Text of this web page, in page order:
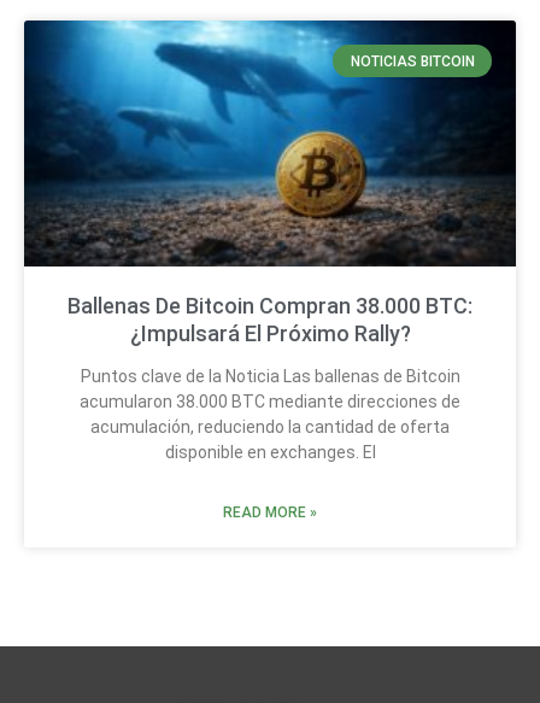
NOTICIAS BITCOIN
Ballenas De Bitcoin Compran 38.000 BTC:
¿Impulsará El Próximo Rally?
Puntos clave de la Noticia Las ballenas de Bitcoin
acumularon 38.000 BTC mediante direcciones de
acumulación, reduciendo la cantidad de oferta
disponible en exchanges. El
READ MORE »